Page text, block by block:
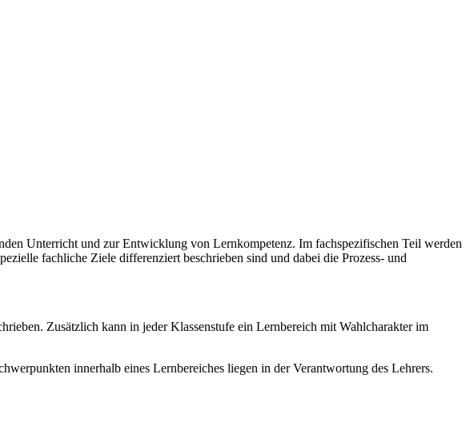
Unterricht und zur Entwicklung von Lernkompetenz. Im fachspezifischen Teil werden
fachliche Ziele differenziert beschrieben sind und dabei die Prozess- und
Zusätzlich kann in jeder Klassenstufe ein Lernbereich mit Wahlcharakter im
innerhalb eines Lernbereiches liegen in der Verantwortung des Lehrers.